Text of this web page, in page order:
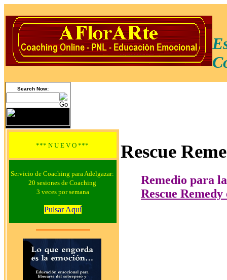
Search Now:
*** N U E V O ***
Servicio de Coaching para Adelgazar:
20 sesiones de Coaching
3 veces por semana
Pulsar Aquí
Rescue
Remedio para
Rescue